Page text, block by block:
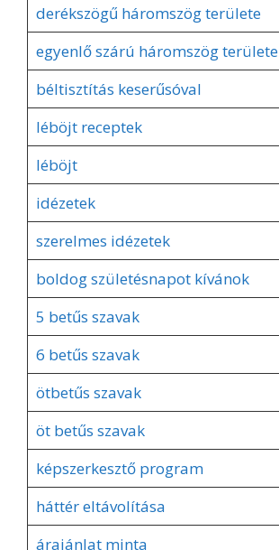
derékszögű háromszög területe
egyenlő szárú háromszög területe
béltisztítás keserűsóval
léböjt receptek
léböjt
idézetek
szerelmes idézetek
boldog születésnapot kívánok
5 betűs szavak
6 betűs szavak
ötbetűs szavak
öt betűs szavak
képszerkesztő program
háttér eltávolítása
árajánlat minta